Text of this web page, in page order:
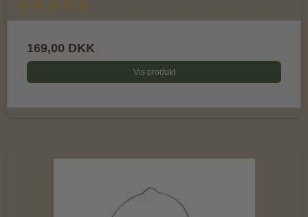
169,00 DKK
Vis produkt